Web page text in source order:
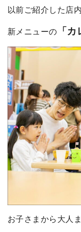
以前ご紹介した店
新メニューの 「カ
お子さまから大人